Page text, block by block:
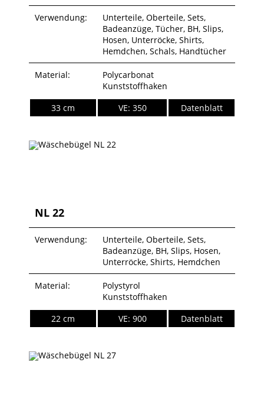
Verwendung:
Unterteile, Oberteile, Sets,
Badeanzüge, Tücher, BH, Slips,
Hosen, Unterröcke, Shirts,
Hemdchen, Schals, Handtücher
Material:
Polycarbonat
Kunststoffhaken
33 cm
VE: 350 Datenblatt
NL 22
Verwendung:
Unterteile, Oberteile, Sets,
Badeanzüge, BH, Slips, Hosen,
Unterröcke, Shirts, Hemdchen
Material:
Polystyrol
Kunststoffhaken
22 cm
VE: 900 Datenblatt